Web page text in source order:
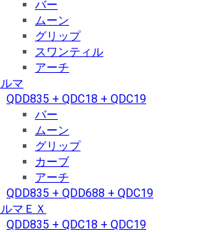
バー
ムーン
グリップ
スワンティル
アーチ
マ
QDD835 + QDC18 + QDC19
バー
ムーン
グリップ
カーブ
アーチ
QDD835 + QDD688 + QDC19
マＥＸ
QDD835 + QDC18 + QDC19